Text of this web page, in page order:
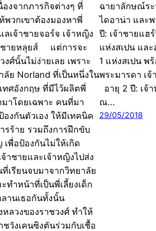
งจากภารกิจต่างๆ ที่
พวกเขาต้องมองหาพี่
เจ้าชายจอร์จ เจ้าหญิง
ชายหลุยส์ แต่การจะ
งศ์นั้นไม่ง่ายเลย เพราะ
ลัย Norland ที่เป็นหนึ่งใน
ทศอังกฤษ ที่มีไว้ผลิตพี่
าโดยเฉพาะ คนที่มา
งกันตัวเอง ให้มีเทคนิค
รร้าย รวมถึงการฝึกขับ
พื่อป้องกันไม่ให้เกิด
าชายและเจ้าหญิงไปส่ง
เรียนจบมาจากวิทยาลัย
ทำหน้าที่เป็นพี่เลี้ยงเด็ก
ลานเธอกันทั้งนั้น
ลวงของราชวงศ์ ทำให้
วังเคนซิงตันร่วมกับเชื้อ
ฉายาลักษณ์ระ
ไดอาน่า และ
ปี: เจ้าชายแฮ
แห่งสเปน แล
1 แห่งสเปน พ
พระมารดา เ
อายุ 2 ปี: เจ้
ณ…
29/05/2018